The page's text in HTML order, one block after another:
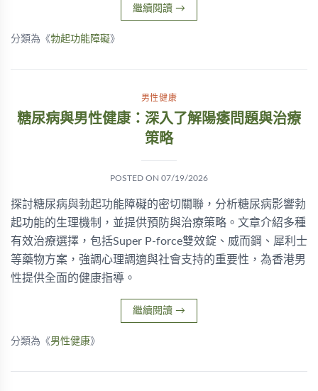
繼續閱讀 →
分類為《勃起功能障礙》
男性健康
糖尿病與男性健康：深入了解陽痿問題與治療
策略
POSTED ON 07/19/2026
探討糖尿病與勃起功能障礙的密切關聯，分析糖尿病影響勃
起功能的生理機制，並提供預防與治療策略。文章介紹多種
有效治療選擇，包括Super P-force雙效錠、威而鋼、犀利士
等藥物方案，強調心理調適與社會支持的重要性，為香港男
性提供全面的健康指導。
繼續閱讀 →
分類為《男性健康》